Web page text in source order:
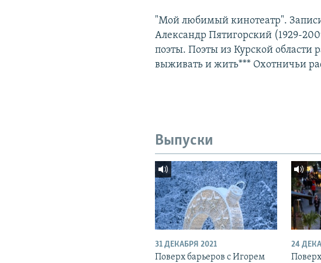
"Мой любимый кинотеатр".
Александр Пятигорский (1929-
поэты. Поэты из Курской области
выживать и жить*** Охотничьи
Выпуски
31 ДЕКАБРЯ 2021
Поверх барьеров с Игорем
24